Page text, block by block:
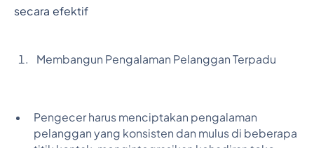
secara efektif
Membangun Pengalaman Pelanggan Terpadu
Pengecer harus menciptakan pengalaman
pelanggan yang konsisten dan mulus di beberapa